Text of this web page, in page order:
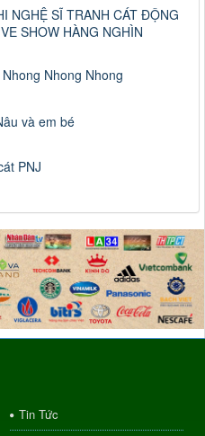
NGHỆ SĨ TRANH CÁT ĐỘNG
SHOW HÀNG NGHÌN
Nhong Nhong
và em bé
PNJ
Tin Tức